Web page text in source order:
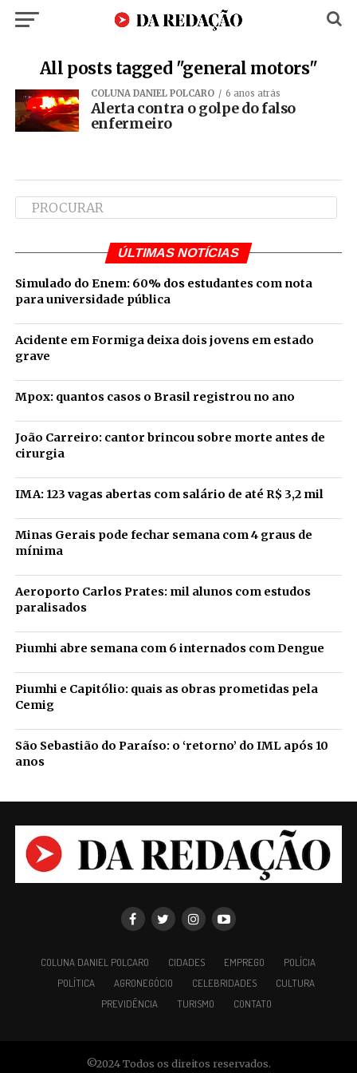
All posts tagged "general motors"
COLUNA DANIEL POLCARO 6 anos atrás
Alerta contra o golpe do falso
enfermeiro
ÚLTIMAS NOTÍCIAS
Simulado do Enem: 60% dos estudantes com nota
para universidade pública
Acidente em Formiga deixa dois jovens em estado
grave
Mpox: quantos casos o Brasil registrou no ano
João Carreiro: cantor brincou sobre morte antes de
cirurgia
IMA: 123 vagas abertas com salário de até R$ 3,2 mil
Minas Gerais pode fechar semana com 4 graus de
mínima
Aeroporto Carlos Prates: mil alunos com estudos
paralisados
Piumhi abre semana com 6 internados com Dengue
Piumhi e Capitólio: quais as obras prometidas pela
Cemig
São Sebastião do Paraíso: o ‘retorno’ do IML após 10
anos
COLUNA DANIEL POLCARO CIDADES EMPREGO
POLÍCIA
POLÍTICA
AGRONEGÓCIO CELEBRIDADES
CULTURA
PREVIDÊNCIA
TURISMO CONTATO
©2024 Todos os direitos reservados.